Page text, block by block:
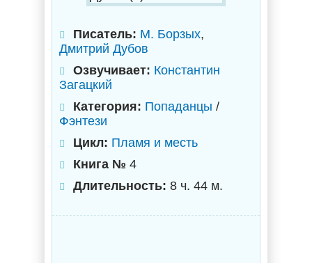
Писатель: М. Борзых,
Дмитрий Дубов
Озвучивает: Константин
Загацкий
Категория: Попаданцы /
Фэнтези
Цикл: Пламя и месть
Книга № 4
Длительность: 8 ч. 44 м.